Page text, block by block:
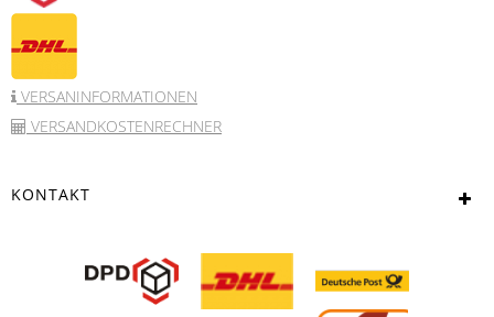
VERSANINFORMATIONEN
VERSANDKOSTENRECHNER
KONTAKT